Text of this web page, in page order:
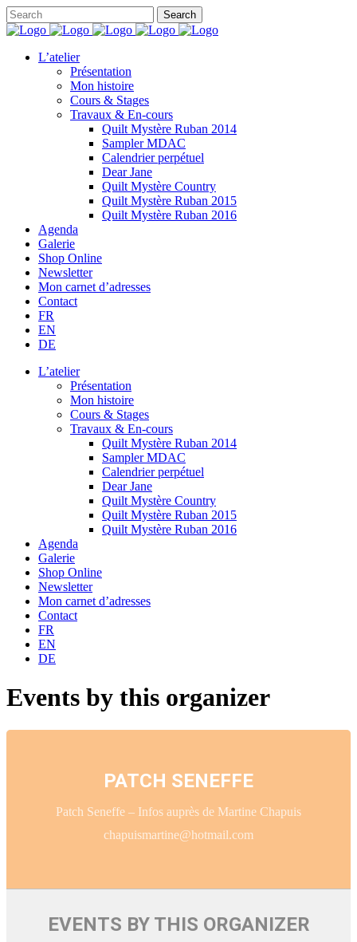
L’atelier
Présentation
Mon histoire
Cours & Stages
Travaux & En-cours
Quilt Mystère Ruban 2014
Sampler MDAC
Calendrier perpétuel
Dear Jane
Quilt Mystère Country
Quilt Mystère Ruban 2015
Quilt Mystère Ruban 2016
Agenda
Galerie
Shop Online
Newsletter
Mon carnet d’adresses
Contact
FR
EN
DE
L’atelier
Présentation
Mon histoire
Cours & Stages
Travaux & En-cours
Quilt Mystère Ruban 2014
Sampler MDAC
Calendrier perpétuel
Dear Jane
Quilt Mystère Country
Quilt Mystère Ruban 2015
Quilt Mystère Ruban 2016
Agenda
Galerie
Shop Online
Newsletter
Mon carnet d’adresses
Contact
FR
EN
DE
Events by this organizer
PATCH SENEFFE
Patch Seneffe – Infos auprès de Martine Chapuis
chapuismartine@hotmail.com
EVENTS BY THIS ORGANIZER